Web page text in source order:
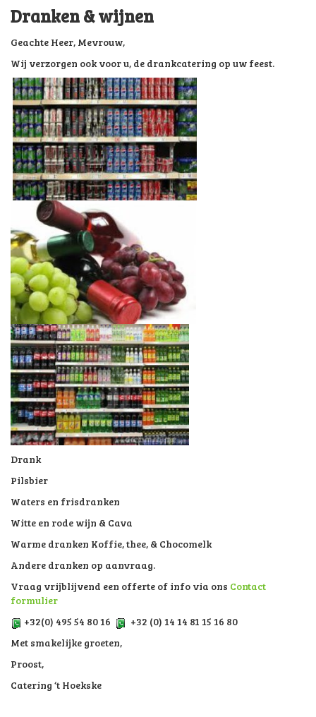
Consumptie goederen
Verhuur wagens
Onze wagens
Verhuur horeca materialen
FAQ
Contact
DRANK-CATERING
Dranken & wijnen
Geachte Heer, Mevrouw,
Wij verzorgen ook voor u, de drankcatering op uw feest.
Drank
Pilsbier